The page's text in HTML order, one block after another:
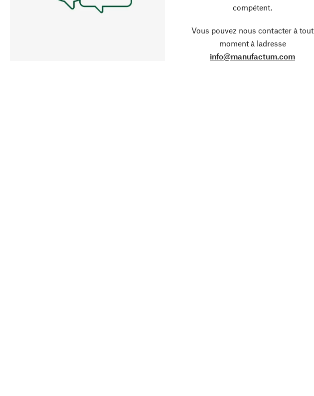
compétent.
Vous pouvez nous contacter à tout
moment à ladresse
info@manufactum.com